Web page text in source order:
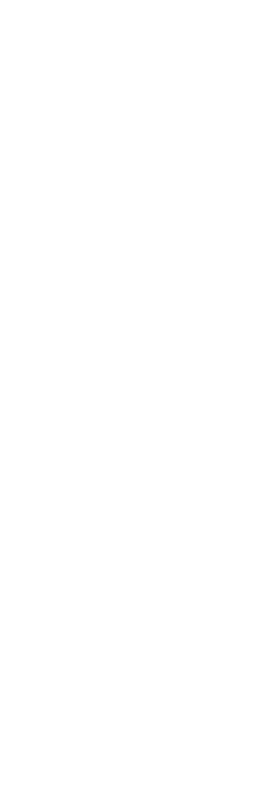
ついて知ってくだ